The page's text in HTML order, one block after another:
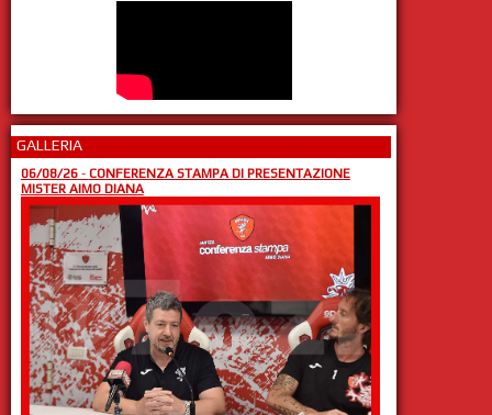
GALLERIA
06/08/26- CONFERENZA STAMPA DI PRESENTAZIONE
MISTER AIMO DIANA